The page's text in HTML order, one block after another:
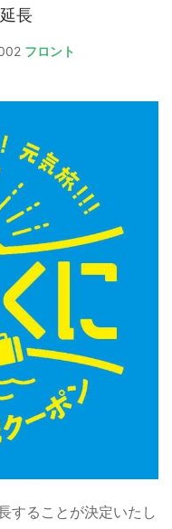
長
フロント
することが決定いたし